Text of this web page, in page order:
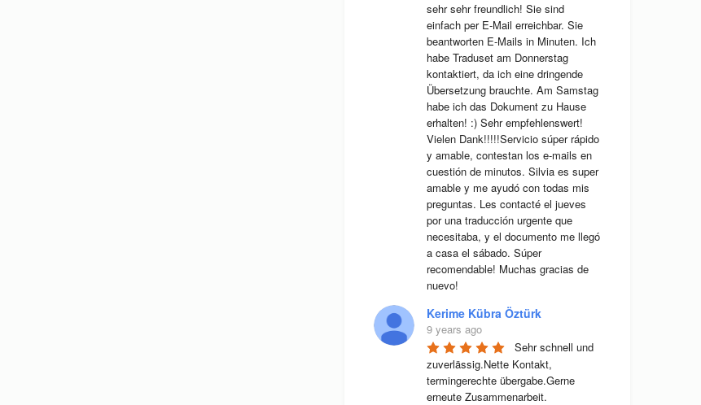
sehr sehr freundlich! Sie sind
einfach per E-Mail erreichbar. Sie
beantworten E-Mails in Minuten. Ich
habe Traduset am Donnerstag
kontaktiert, da ich eine dringende
Übersetzung brauchte. Am Samstag
habe ich das Dokument zu Hause
erhalten! :) Sehr empfehlenswert!
Vielen Dank!!!!!Servicio súper rápido
y amable, contestan los e-mails en
cuestión de minutos. Silvia es super
amable y me ayudó con todas mis
preguntas. Les contacté el jueves
por una traducción urgente que
necesitaba, y el documento me llegó
a casa el sábado. Súper
recomendable! Muchas gracias de
nuevo!
Kerime Kübra Öztürk
9 years ago
Sehr schnell und
zuverlässig.Nette Kontakt,
termingerechte übergabe.Gerne
erneute Zusammenarbeit.